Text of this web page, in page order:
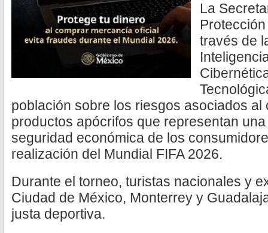
La
través de
población sobre los riesgos asociados al
productos apócrifos que representan
seguridad económica de los
realización del Mundial FIFA 2026.
Durante el torneo, turistas nacionales y
Ciudad de México, Monterrey y
justa deportiva.